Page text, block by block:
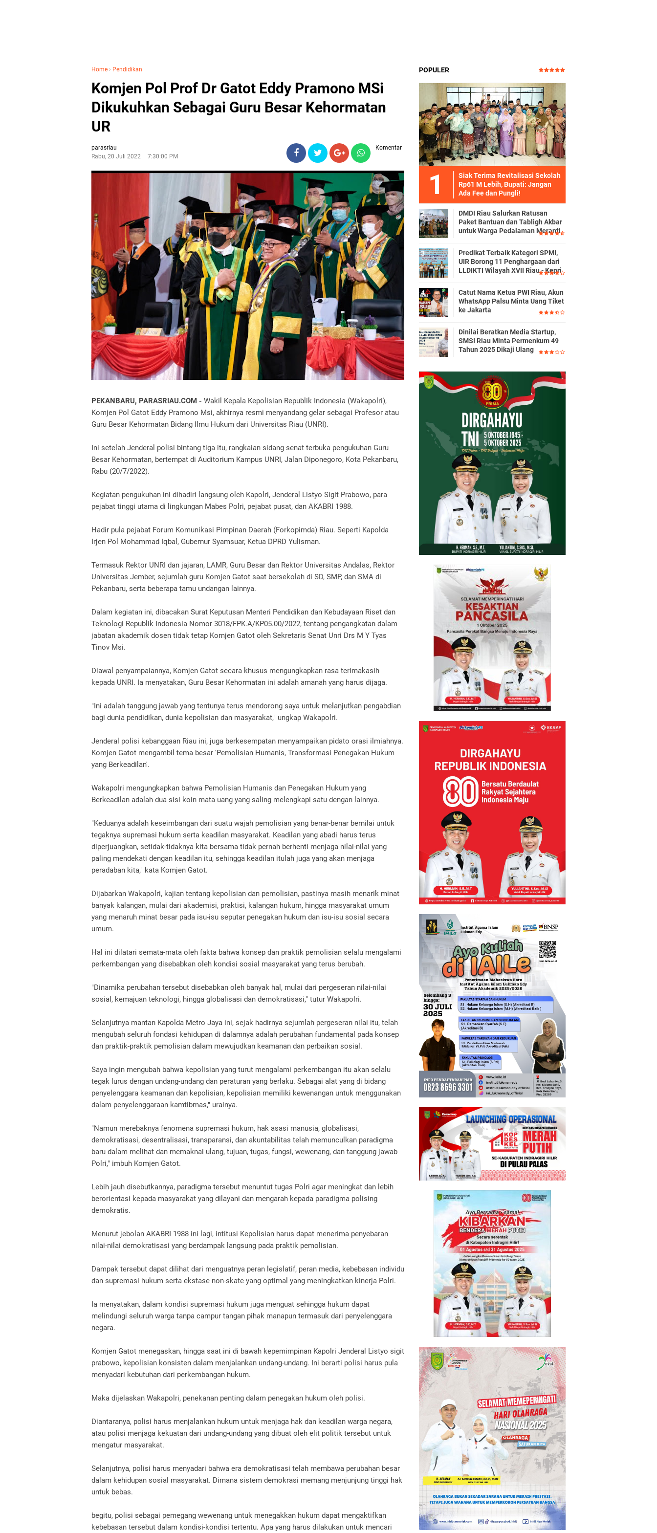
Home › Pendidikan
Komjen Pol Prof Dr Gatot Eddy Pramono MSi
Dikukuhkan Sebagai Guru Besar Kehormatan
UR
parasriau
Rabu, 20 Juli 2022
7:30:00 PM
Komentar
PEKANBARU, PARASRIAU.COM - Wakil Kepala Kepolisian Republik Indonesia (Wakapolri),
Komjen Pol Gatot Eddy Pramono Msi, akhirnya resmi menyandang gelar sebagai Profesor atau
Guru Besar Kehormatan Bidang Ilmu Hukum dari Universitas Riau (UNRI).
Ini setelah Jenderal polisi bintang tiga itu, rangkaian sidang senat terbuka pengukuhan Guru
Besar Kehormatan, bertempat di Auditorium Kampus UNRI, Jalan Diponegoro, Kota Pekanbaru,
Rabu (20/7/2022).
Kegiatan pengukuhan ini dihadiri langsung oleh Kapolri, Jenderal Listyo Sigit Prabowo, para
pejabat tinggi utama di lingkungan Mabes Polri, pejabat pusat, dan AKABRI 1988.
Hadir pula pejabat Forum Komunikasi Pimpinan Daerah (Forkopimda) Riau. Seperti Kapolda
Irjen Pol Mohammad Iqbal, Gubernur Syamsuar, Ketua DPRD Yulisman.
Termasuk Rektor UNRI dan jajaran, LAMR, Guru Besar dan Rektor Universitas Andalas, Rektor
Universitas Jember, sejumlah guru Komjen Gatot saat bersekolah di SD, SMP, dan SMA di
Pekanbaru, serta beberapa tamu undangan lainnya.
Dalam kegiatan ini, dibacakan Surat Keputusan Menteri Pendidikan dan Kebudayaan Riset dan
Teknologi Republik Indonesia Nomor 3018/FPK.A/KP05.00/2022, tentang pengangkatan dalam
jabatan akademik dosen tidak tetap Komjen Gatot oleh Sekretaris Senat Unri Drs M Y Tyas
Tinov Msi.
Diawal penyampaiannya, Komjen Gatot secara khusus mengungkapkan rasa terimakasih
kepada UNRI. Ia menyatakan, Guru Besar Kehormatan ini adalah amanah yang harus dijaga.
"Ini adalah tanggung jawab yang tentunya terus mendorong saya untuk melanjutkan pengabdian
bagi dunia pendidikan, dunia kepolisian dan masyarakat," ungkap Wakapolri.
Jenderal polisi kebanggaan Riau ini, juga berkesempatan menyampaikan pidato orasi ilmiahnya.
Komjen Gatot mengambil tema besar 'Pemolisian Humanis, Transformasi Penegakan Hukum
yang Berkeadilan'.
Wakapolri mengungkapkan bahwa Pemolisian Humanis dan Penegakan Hukum yang
Berkeadilan adalah dua sisi koin mata uang yang saling melengkapi satu dengan lainnya.
"Keduanya adalah keseimbangan dari suatu wajah pemolisian yang benar-benar bernilai untuk
tegaknya supremasi hukum serta keadilan masyarakat. Keadilan yang abadi harus terus
diperjuangkan, setidak-tidaknya kita bersama tidak pernah berhenti menjaga nilai-nilai yang
paling mendekati dengan keadilan itu, sehingga keadilan itulah juga yang akan menjaga
peradaban kita," kata Komjen Gatot.
Dijabarkan Wakapolri, kajian tentang kepolisian dan pemolisian, pastinya masih menarik minat
banyak kalangan, mulai dari akademisi, praktisi, kalangan hukum, hingga masyarakat umum
yang menaruh minat besar pada isu-isu seputar penegakan hukum dan isu-isu sosial secara
umum.
Hal ini dilatari semata-mata oleh fakta bahwa konsep dan praktik pemolisian selalu mengalami
perkembangan yang disebabkan oleh kondisi sosial masyarakat yang terus berubah.
"Dinamika perubahan tersebut disebabkan oleh banyak hal, mulai dari pergeseran nilai-nilai
sosial, kemajuan teknologi, hingga globalisasi dan demokratisasi," tutur Wakapolri.
Selanjutnya mantan Kapolda Metro Jaya ini, sejak hadirnya sejumlah pergeseran nilai itu, telah
mengubah seluruh fondasi kehidupan di dalamnya adalah perubahan fundamental pada konsep
dan praktik-praktik pemolisian dalam mewujudkan keamanan dan perbaikan sosial.
Saya ingin mengubah bahwa kepolisian yang turut mengalami perkembangan itu akan selalu
tegak lurus dengan undang-undang dan peraturan yang berlaku. Sebagai alat yang di bidang
penyelenggara keamanan dan kepolisian, kepolisian memiliki kewenangan untuk menggunakan
dalam penyelenggaraan kamtibmas," urainya.
"Namun merebaknya fenomena supremasi hukum, hak asasi manusia, globalisasi,
demokratisasi, desentralisasi, transparansi, dan akuntabilitas telah memunculkan paradigma
baru dalam melihat dan memaknai ulang, tujuan, tugas, fungsi, wewenang, dan tanggung jawab
Polri," imbuh Komjen Gatot.
Lebih jauh disebutkannya, paradigma tersebut menuntut tugas Polri agar meningkat dan lebih
berorientasi kepada masyarakat yang dilayani dan mengarah kepada paradigma polising
demokratis.
Menurut jebolan AKABRI 1988 ini lagi, intitusi Kepolisian harus dapat menerima penyebaran
nilai-nilai demokratisasi yang berdampak langsung pada praktik pemolisian.
Dampak tersebut dapat dilihat dari menguatnya peran legislatif, peran media, kebebasan individu
dan supremasi hukum serta ekstase non-skate yang optimal yang meningkatkan kinerja Polri.
Ia menyatakan, dalam kondisi supremasi hukum juga menguat sehingga hukum dapat
melindungi seluruh warga tanpa campur tangan pihak manapun termasuk dari penyelenggara
negara.
Komjen Gatot menegaskan, hingga saat ini di bawah kepemimpinan Kapolri Jenderal Listyo sigit
prabowo, kepolisian konsisten dalam menjalankan undang-undang. Ini berarti polisi harus pula
menyadari kebutuhan dari perkembangan hukum.
Maka dijelaskan Wakapolri, penekanan penting dalam penegakan hukum oleh polisi.
Diantaranya, polisi harus menjalankan hukum untuk menjaga hak dan keadilan warga negara,
atau polisi menjaga kekuatan dari undang-undang yang dibuat oleh elit politik tersebut untuk
mengatur masyarakat.
Selanjutnya, polisi harus menyadari bahwa era demokratisasi telah membawa perubahan besar
dalam kehidupan sosial masyarakat. Dimana sistem demokrasi memang menjunjung tinggi hak
untuk bebas.
begitu, polisi sebagai pemegang wewenang untuk menegakkan hukum dapat mengaktifkan
kebebasan tersebut dalam kondisi-kondisi tertentu. Apa yang harus dilakukan untuk mencari
POPULER
Siak Terima Revitalisasi Sekolah
Rp61 M Lebih, Bupati: Jangan
Ada Fee dan Pungli!
DMDI Riau Salurkan Ratusan
Paket Bantuan dan Tabligh Akbar
untuk Warga Pedalaman Meranti
Predikat Terbaik Kategori SPMI,
UIR Borong 11 Penghargaan dari
LLDIKTI Wilayah XVII Riau - Kepri
Catut Nama Ketua PWI Riau, Akun
WhatsApp Palsu Minta Uang Tiket
ke Jakarta
Dinilai Beratkan Media Startup,
SMSI Riau Minta Permenkum 49
Tahun 2025 Dikaji Ulang